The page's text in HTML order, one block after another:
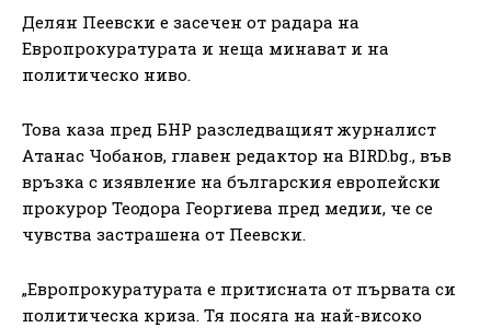
Делян Пеевски е засечен от радара на
Европрокуратурата и неща минават и на
политическо ниво.
Това каза пред БНР разследващият журналист
Атанас Чобанов, главен редактор на BIRD.bg., във
връзка с изявление на българския европейски
прокурор Теодора Георгиева пред медии, че се
чувства застрашена от Пеевски.
„Европрокуратурата е притисната от първата си
политическа криза. Тя посяга на най-високо